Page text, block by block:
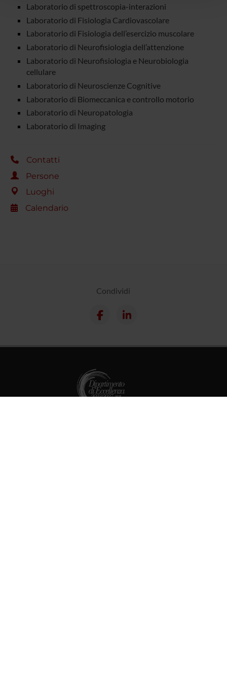
con altre informazioni che hai fornito loro o che hanno
raccolto dal tuo utilizzo dei loro servizi.
Laboratorio di spettroscopia-interazioni
Laboratorio di Fisiologia Cardiovascolare
Laboratorio di Fisiologia dell’esercizio muscolare
Laboratorio di Neurofisiologia dell’attenzione
Laboratorio di Neurofisiologia e Neurobiologia
cellulare
Laboratorio di Neuroscienze Cognitive
Laboratorio di Biomeccanica e controllo motorio
Laboratorio di Neuropatologia
Laboratorio di Imaging
Contatti
Persone
Luoghi
Calendario
Condividi